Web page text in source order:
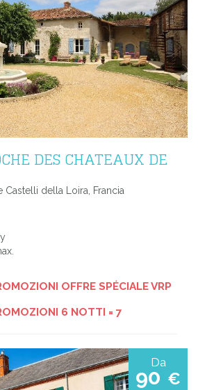
DES CHATEAUX DE
Castelli della Loira, Francia
OFFRE SPÉCIALE VRP
6 NOTTI = 7
Da
90 €